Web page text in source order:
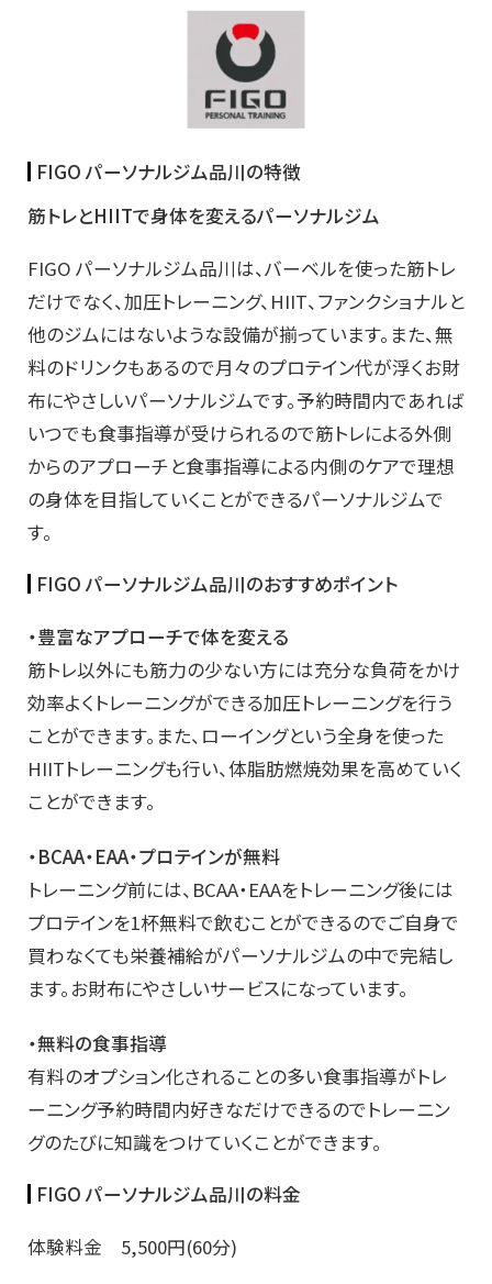
FIGO パーソナルジム品川の特徴
筋トレとHIITで身体を変えるパーソナルジム
FIGO パーソナルジム品川は、バーベルを使った筋トレ
だけでなく、加圧トレーニング、HIIT、ファンクショナルと
他のジムにはないような設備が揃っています。また、無
料のドリンクもあるので月々のプロテイン代が浮くお財
布にやさしいパーソナルジムです。予約時間内であれば
いつでも食事指導が受けられるので筋トレによる外側
からのアプローチと食事指導による内側のケアで理想
の身体を目指していくことができるパーソナルジムで
す。
FIGO パーソナルジム品川のおすすめポイント
・豊富なアプローチで体を変える
筋トレ以外にも筋力の少ない方には充分な負荷をかけ
効率よくトレーニングができる加圧トレーニングを行う
ことができます。また、ローイングという全身を使った
HIITトレーニングも行い、体脂肪燃焼効果を高めていく
ことができます。
・BCAA・EAA・プロテインが無料
トレーニング前には、BCAA・EAAをトレーニング後には
プロテインを1杯無料で飲むことができるのでご自身で
買わなくても栄養補給がパーソナルジムの中で完結し
ます。お財布にやさしいサービスになっています。
・無料の食事指導
有料のオプション化されることの多い食事指導がトレ
ーニング予約時間内好きなだけできるのでトレーニン
グのたびに知識をつけていくことができます。
FIGO パーソナルジム品川の料金
体験料金 5,500円(60分)